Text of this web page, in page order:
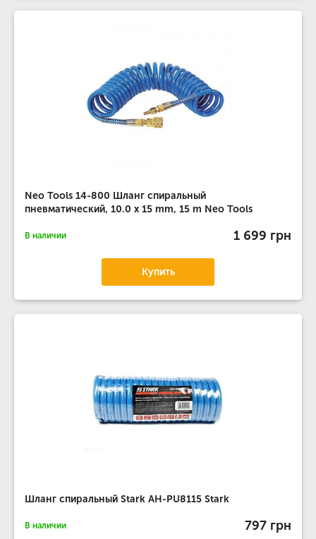
Neo Tools 14-800 Шланг спиральный
пневматический, 10.0 x 15 mm, 15 m Neo Tools
В наличии 1 699 грн
Купить
Шланг спиральный Stark AH-PU8115 Stark
В наличии 797 грн